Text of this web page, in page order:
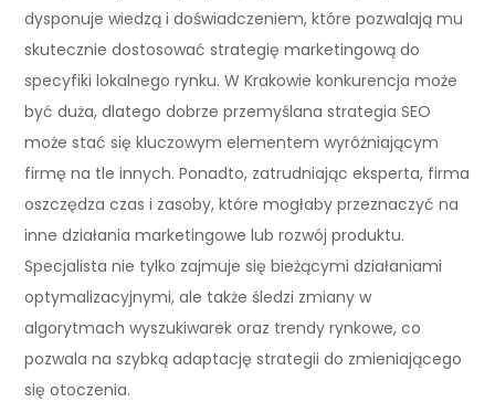
dysponuje wiedzą i doświadczeniem, które pozwalają mu
skutecznie dostosować strategię marketingową do
specyfiki lokalnego rynku. W Krakowie konkurencja może
być duża, dlatego dobrze przemyślana strategia SEO
może stać się kluczowym elementem wyróżniającym
firmę na tle innych. Ponadto, zatrudniając eksperta, firma
oszczędza czas i zasoby, które mogłaby przeznaczyć na
inne działania marketingowe lub rozwój produktu.
Specjalista nie tylko zajmuje się bieżącymi działaniami
optymalizacyjnymi, ale także śledzi zmiany w
algorytmach wyszukiwarek oraz trendy rynkowe, co
pozwala na szybką adaptację strategii do zmieniającego
się otoczenia.